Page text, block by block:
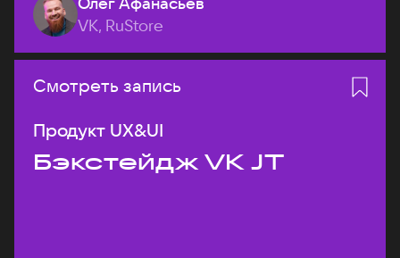
VK, RuStore
Смотреть запись
Продукт UX&UI
Бэкстейдж VK JT